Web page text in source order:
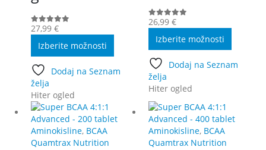
0 out of 5
27,99 €
Izberite možnosti
več
Možnosti
lahko
izberete
Dodaj na Seznam
želja
Hiter ogled
0out of 5
26,99 €
Izberite možnosti
več
izberete
Dodaj na Seznam
želja
Hiter ogled
Aminokisline, BCAA
Quamtrax Nutrition
Aminokisline, BCAA
Quamtrax Nutrition